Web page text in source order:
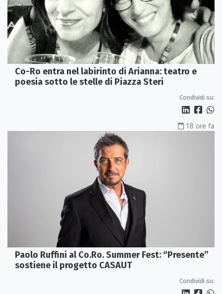
Co-Ro entra nel labirinto di Arianna: teatro e
poesia sotto le stelle di Piazza Steri
Condividi su:
18 ore fa
Paolo Ruffini al Co.Ro. Summer Fest: “Presente”
sostiene il progetto CASAUT
Condividi su: